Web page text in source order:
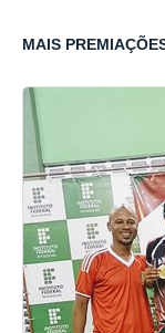
MAIS